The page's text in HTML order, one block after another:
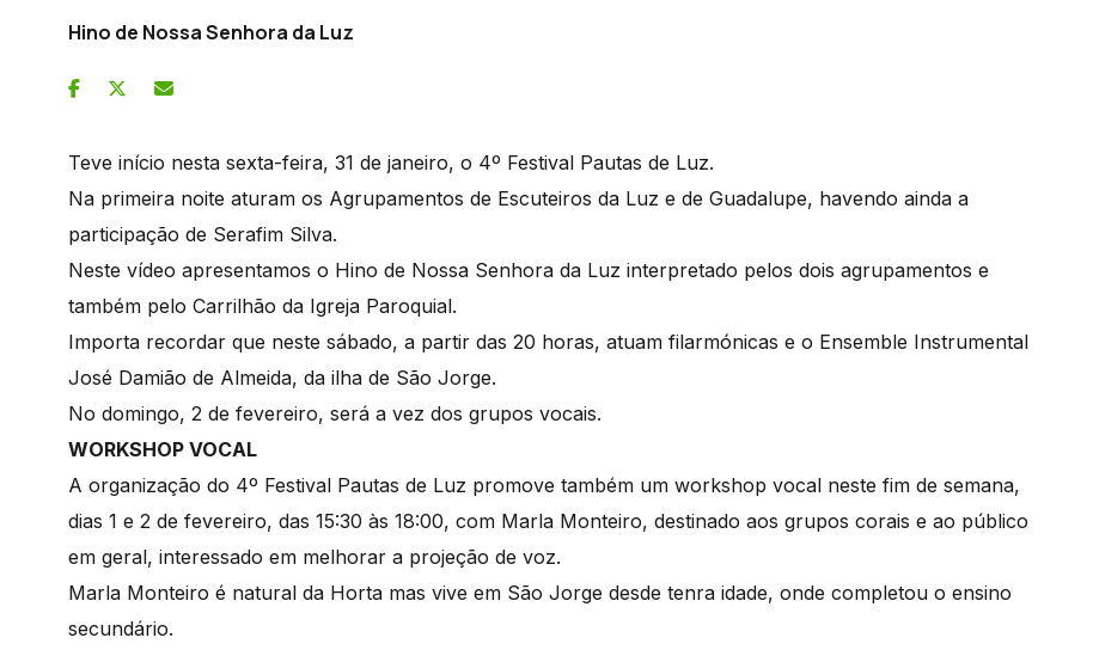
Hino de Nossa Senhora da Luz
Teve início nesta sexta-feira, 31 de janeiro, o 4º Festival Pautas de Luz.
Na primeira noite aturam os Agrupamentos de Escuteiros da Luz e de Guadalupe, havendo ainda a
participação de Serafim Silva.
Neste vídeo apresentamos o Hino de Nossa Senhora da Luz interpretado pelos dois agrupamentos e
também pelo Carrilhão da Igreja Paroquial.
Importa recordar que neste sábado, a partir das 20 horas, atuam filarmónicas e o Ensemble Instrumental
José Damião de Almeida, da ilha de São Jorge.
No domingo, 2 de fevereiro, será a vez dos grupos vocais.
WORKSHOP VOCAL
A organização do 4º Festival Pautas de Luz promove também um workshop vocal neste fim de semana,
dias 1 e 2 de fevereiro, das 15:30 às 18:00, com Marla Monteiro, destinado aos grupos corais e ao público
em geral, interessado em melhorar a projeção de voz.
Marla Monteiro é natural da Horta mas vive em São Jorge desde tenra idade, onde completou o ensino
secundário.